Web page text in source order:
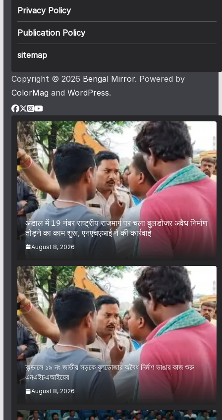
Privacy Policy
Publication Policy
sitemap
Copyright © 2026 Bengal Mirror. Powered by
ColorMag and WordPress.
अंडाल में 19 नंबर राष्ट्रीय राजमार्ग पर चला बुलडोजर अवैध निर्माण
तोड़ने का काम शुरू, एनएचएआई ने की कार्रवाई
August 8, 2026
অন্ডালে ১৯ নং জাতীয় সড়কে বুলডোজার অবৈধ নির্মাণ ভাঙার কাজ শুরু
এনএইচএআইয়ের
August 8, 2026